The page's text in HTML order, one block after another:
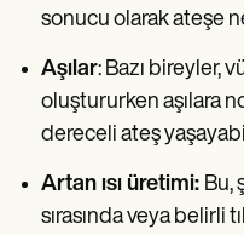
sonucu olarak ateşe
Aşılar: Bazı bireyler,
oluştururken aşılara
dereceli ateş
Artan ısı üretimi: Bu,
sırasında veya belirli